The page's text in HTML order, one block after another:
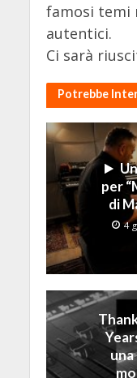
famosi temi
autentici.
Ci sarà
Potrebbe
per
di
4